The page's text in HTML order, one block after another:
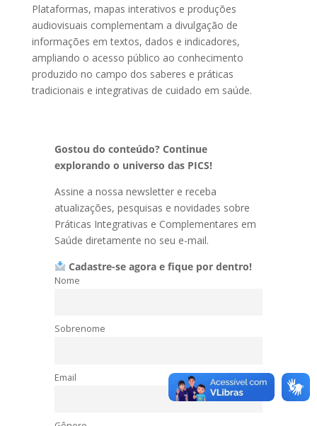
Plataformas, mapas interativos e produções
audiovisuais complementam a divulgação de
informações em textos, dados e indicadores,
ampliando o acesso público ao conhecimento
produzido no campo dos saberes e práticas
tradicionais e integrativas de cuidado em saúde.
Gostou do conteúdo? Continue
explorando o universo das PICS!
Assine a nossa newsletter e receba
atualizações, pesquisas e novidades sobre
Práticas Integrativas e Complementares em
Saúde diretamente no seu e-mail.
Cadastre-se agora e fique por dentro!
Nome
Sobrenome
Email